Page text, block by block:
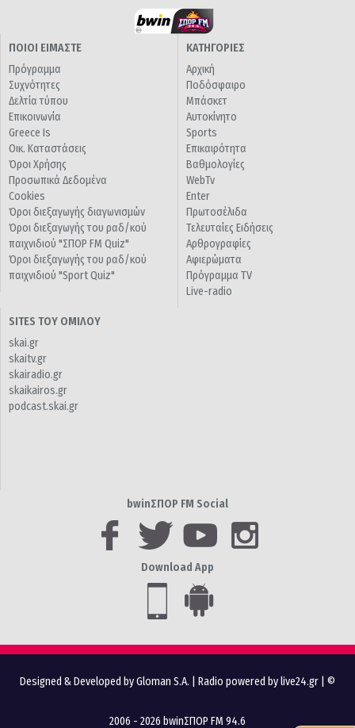
ΠΟΙΟΙ ΕΙΜΑΣΤΕ
Πρόγραμμα
Συχνότητες
Δελτία τύπου
Επικοινωνία
Greece Is
Οικ. Καταστάσεις
Όροι Χρήσης
Προσωπικά Δεδομένα
Cookies
Όροι διεξαγωγής διαγωνισμών
Όροι διεξαγωγής του ραδ/κού
παιχνιδιού "ΣΠΟΡ FM Quiz"
Όροι διεξαγωγής του ραδ/κού
παιχνιδιού "Sport Quiz"
ΚΑΤΗΓΟΡΙΕΣ
Αρχική
Ποδόσφαιρο
Μπάσκετ
Αυτοκίνητο
Sports
Επικαιρότητα
Βαθμολογίες
WebTv
Enter
Πρωτοσέλιδα
Τελευταίες Ειδήσεις
Αρθρογραφίες
Αφιερώματα
Πρόγραμμα TV
Live-radio
SITES ΤΟΥ ΟΜΙΛΟΥ
skai.gr
skaitv.gr
skairadio.gr
skaikairos.gr
podcast.skai.gr
bwinΣΠΟΡ FM Social
Download App
Designed & Developed by Gloman S.A. Radio powered by live24.gr | ©
2006 - 2026 bwinΣΠΟΡ FM 94.6